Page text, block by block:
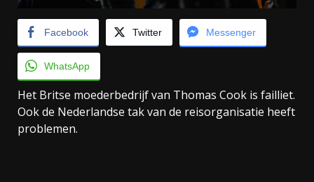
Facebook Twitter Messenger
WhatsApp
Het Britse moederbedrijf van Thomas Cook is failliet.
Ook de Nederlandse tak van de reisorganisatie heeft
problemen.